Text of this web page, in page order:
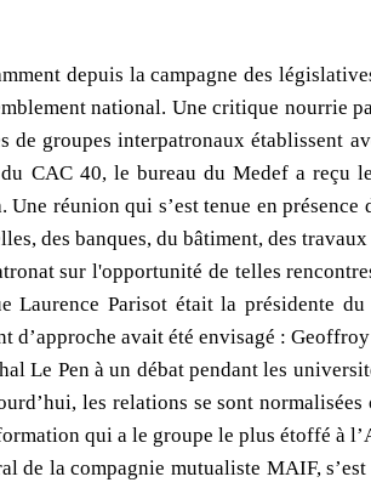
depuis la campagne des
national. Une critique nourrie
de groupes interpatronaux établissent
CAC 40, le bureau du Medef a
réunion qui s’est tenue en
des banques, du bâtiment, des
sur l'opportunité de telles
Laurence Parisot était la présidente
d’approche avait été envisagé :
Le Pen à un débat pendant les
les relations se sont
qui a le groupe le plus étoffé à
de la compagnie mutualiste MAIF, s’est